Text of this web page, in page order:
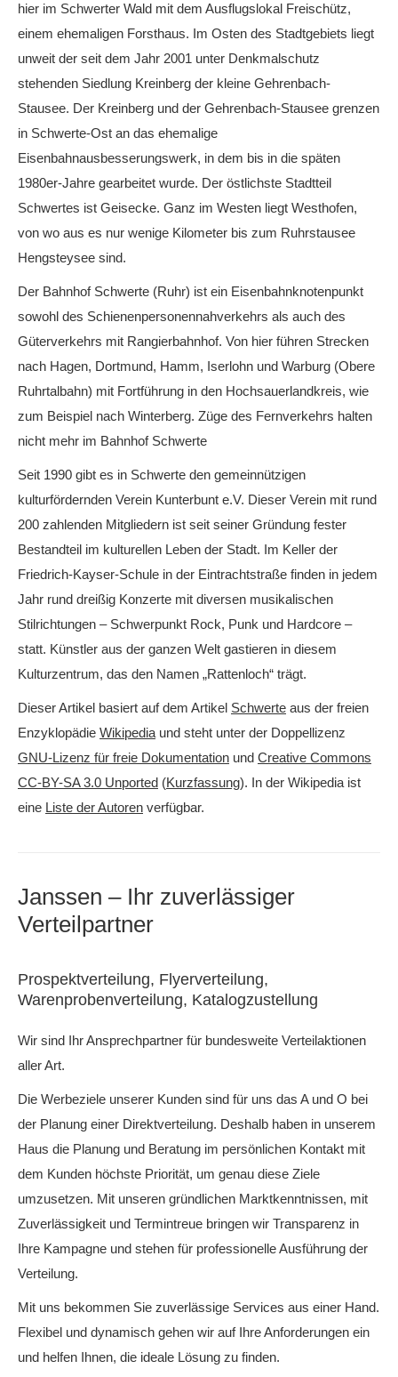
hier im Schwerter Wald mit dem Ausflugslokal Freischütz,
einem ehemaligen Forsthaus. Im Osten des Stadtgebiets liegt
unweit der seit dem Jahr 2001 unter Denkmalschutz
stehenden Siedlung Kreinberg der kleine Gehrenbach-
Stausee. Der Kreinberg und der Gehrenbach-Stausee grenzen
in Schwerte-Ost an das ehemalige
Eisenbahnausbesserungswerk, in dem bis in die späten
1980er-Jahre gearbeitet wurde. Der östlichste Stadtteil
Schwertes ist Geisecke. Ganz im Westen liegt Westhofen,
von wo aus es nur wenige Kilometer bis zum Ruhrstausee
Hengsteysee sind.
Der Bahnhof Schwerte (Ruhr) ist ein Eisenbahnknotenpunkt
sowohl des Schienenpersonennahverkehrs als auch des
Güterverkehrs mit Rangierbahnhof. Von hier führen Strecken
nach Hagen, Dortmund, Hamm, Iserlohn und Warburg (Obere
Ruhrtalbahn) mit Fortführung in den Hochsauerlandkreis, wie
zum Beispiel nach Winterberg. Züge des Fernverkehrs halten
nicht mehr im Bahnhof Schwerte
Seit 1990 gibt es in Schwerte den gemeinnützigen
kulturfördernden Verein Kunterbunt e.V. Dieser Verein mit rund
200 zahlenden Mitgliedern ist seit seiner Gründung fester
Bestandteil im kulturellen Leben der Stadt. Im Keller der
Friedrich-Kayser-Schule in der Eintrachtstraße finden in jedem
Jahr rund dreißig Konzerte mit diversen musikalischen
Stilrichtungen – Schwerpunkt Rock, Punk und Hardcore –
statt. Künstler aus der ganzen Welt gastieren in diesem
Kulturzentrum, das den Namen „Rattenloch“ trägt.
Dieser Artikel basiert auf dem Artikel Schwerte aus der freien
Enzyklopädie Wikipedia und steht unter der Doppellizenz
GNU-Lizenz für freie Dokumentation und Creative Commons
CC-BY-SA 3.0 Unported (Kurzfassung). In der Wikipedia ist
eine Liste der Autoren verfügbar.
Janssen – Ihr zuverlässiger
Verteilpartner
Prospektverteilung, Flyerverteilung,
Warenprobenverteilung, Katalogzustellung
Wir sind Ihr Ansprechpartner für bundesweite Verteilaktionen
aller Art.
Die Werbeziele unserer Kunden sind für uns das A und O bei
der Planung einer Direktverteilung. Deshalb haben in unserem
Haus die Planung und Beratung im persönlichen Kontakt mit
dem Kunden höchste Priorität, um genau diese Ziele
umzusetzen. Mit unseren gründlichen Marktkenntnissen, mit
Zuverlässigkeit und Termintreue bringen wir Transparenz in
Ihre Kampagne und stehen für professionelle Ausführung der
Verteilung.
Mit uns bekommen Sie zuverlässige Services aus einer Hand.
Flexibel und dynamisch gehen wir auf Ihre Anforderungen ein
und helfen Ihnen, die ideale Lösung zu finden.